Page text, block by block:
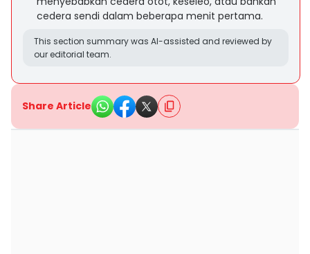
cedera sendi dalam beberapa menit pertama.
This section summary was AI-assisted and reviewed by
our editorial team.
Share Article